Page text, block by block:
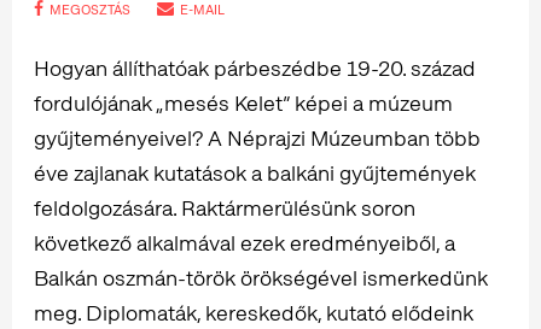
MEGOSZTÁS E-MAIL
Hogyan állíthatóak párbeszédbe 19-20. század
fordulójának „mesés Kelet” képei a múzeum
gyűjteményeivel? A Néprajzi Múzeumban több
éve zajlanak kutatások a balkáni gyűjtemények
feldolgozására. Raktármerülésünk soron
következő alkalmával ezek eredményeiből, a
Balkán oszmán-török örökségével ismerkedünk
meg. Diplomaták, kereskedők, kutató elődeink